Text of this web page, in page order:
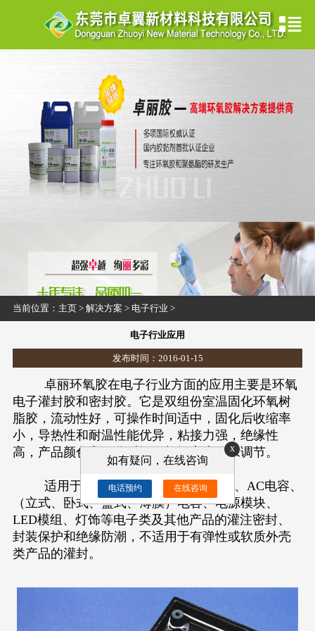
当前位置： 主页> 解决方案 > 电子行业 >
电子行业应用
发布时间：2016-01-15
卓丽环氧胶在电子行业方面的应用主要是环氧
电子灌封胶和密封胶。它是双组份室温固化环氧树
脂胶，流动性好，可操作时间适中，固化后收缩率
小，导热性和耐温性能优异，粘接力强，绝缘性
高，产品颜色和固化时间可根据客户要求调节。
适用于电子变压器、负离子发生器、AC电容、
（立式、卧式、盒式、薄膜）电容、电源模块、
LED模组、灯饰等电子类及其他产品的灌注密封、
封装保护和绝缘防潮，不适用于有弹性或软质外壳
类产品的灌封。
x
如有疑问，在线咨询
电话预约 在线咨询